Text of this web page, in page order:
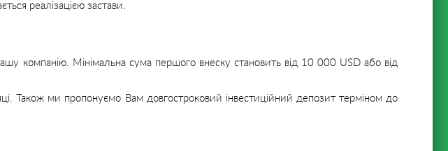
реалізацією застави.
компанію. Мінімальна сума першого внеску становить від 10 000 USD або від
Також ми пропонуємо Вам довгостроковий інвестиційний депозит терміном до